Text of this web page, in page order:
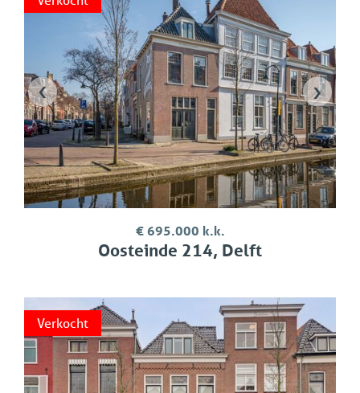
‹ ›
€ 695.000 k.k.
Oosteinde 214, Delft
Verkocht